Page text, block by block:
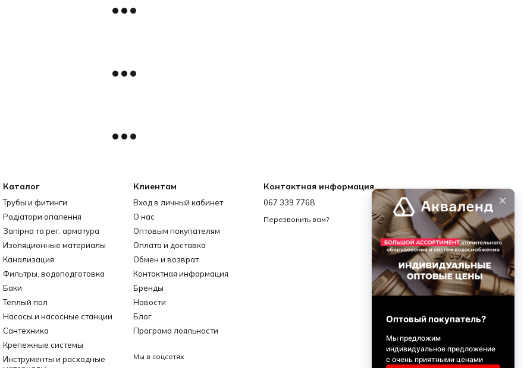
Каталог
Трубы и фитинги
Радіатори опалення
Запірна та рег. арматура
Изоляционные материалы
Канализация
Фильтры, водоподготовка
Баки
Теплый пол
Насосы и насосные станции
Сантехника
Крепежные системы
Инструменты и расходные
Клиентам
Вход в личный кабинет
О нас
Оптовым покупателям
Оплата и доставка
Обмен и возврат
Контактная информация
Бренды
Новости
Блог
Програма лояльности
Мы в соцсетях
Контактная информация
067 339 7768
Перезвонить вам?
067 339 7768
info@akvalend.ua